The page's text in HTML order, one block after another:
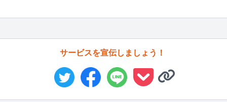
サービスを宣伝しましょう！